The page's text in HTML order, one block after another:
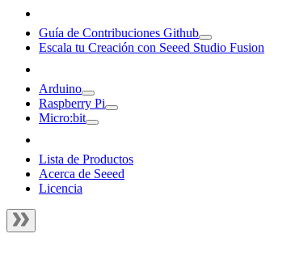
Guía de Contribuciones Github
Escala tu Creación con Seeed Studio Fusion
Arduino
Raspberry Pi
Micro:bit
Lista de Productos
Acerca de Seeed
Licencia